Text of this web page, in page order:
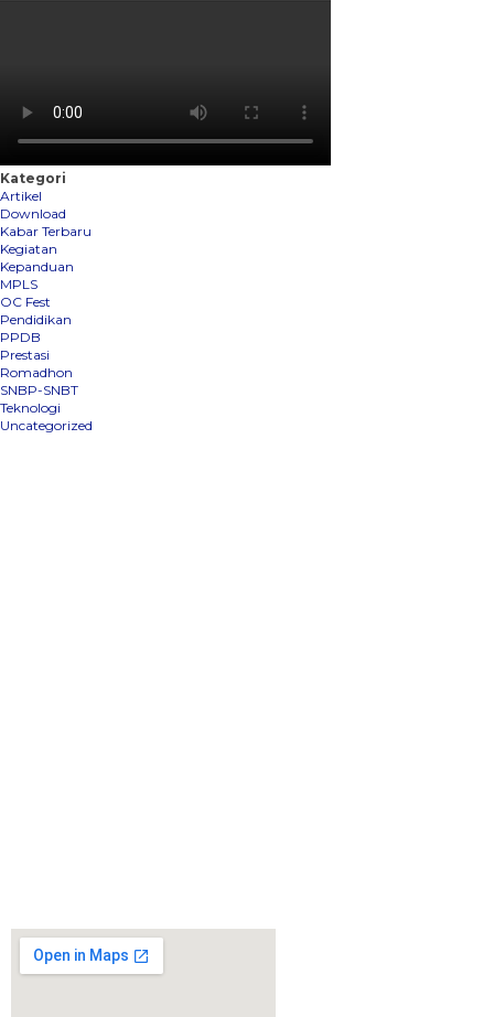
Kategori
Artikel
Download
Kabar Terbaru
Kegiatan
Kepanduan
MPLS
OC Fest
Pendidikan
PPDB
Prestasi
Romadhon
SNBP-SNBT
Teknologi
Uncategorized